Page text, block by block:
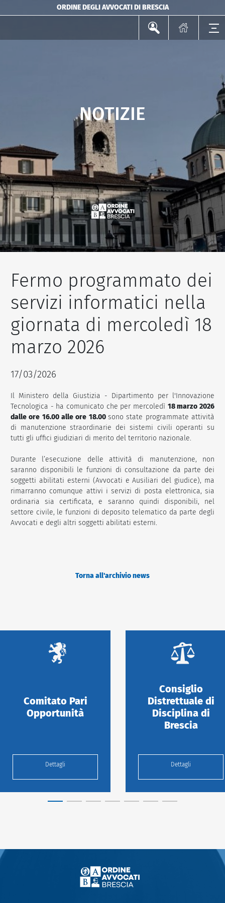
ORDINE DEGLI AVVOCATI DI BRESCIA
NOTIZIE
Fermo programmato dei
servizi informatici nella
giornata di mercoledì 18
marzo 2026
17/03/2026
Il Ministero della Giustizia - Dipartimento per l'Innovazione
Tecnologica - ha comunicato che per mercoledì 18 marzo 2026
dalle ore 16.00 alle ore 18.00 sono state programmate attività
di manutenzione straordinarie dei sistemi civili operanti su
tutti gli uffici giudiziari di merito del territorio nazionale.
Durante l’esecuzione delle attività di manutenzione, non
saranno disponibili le funzioni di consultazione da parte dei
soggetti abilitati esterni (Avvocati e Ausiliari del giudice), ma
rimarranno comunque attivi i servizi di posta elettronica, sia
ordinaria sia certificata, e saranno quindi disponibili, nel
settore civile, le funzioni di deposito telematico da parte degli
Avvocati e degli altri soggetti abilitati esterni.
Torna all'archivio news
Comitato Pari
Opportunità
Dettagli
Consiglio
Distrettuale di
Disciplina di
Brescia
Dettagli